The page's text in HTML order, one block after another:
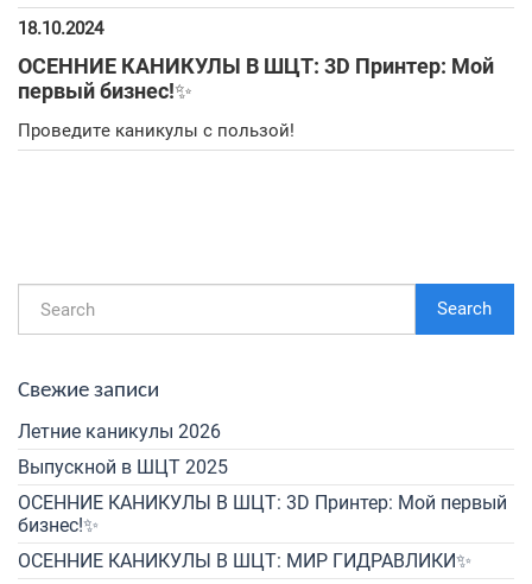
18.10.2024
ОСЕННИЕ КАНИКУЛЫ В ШЦТ: 3D Принтер: Мой
первый бизнес!✨
Проведите каникулы с пользой!
Search
Свежие записи
Летние каникулы 2026
Выпускной в ШЦТ 2025
ОСЕННИЕ КАНИКУЛЫ В ШЦТ: 3D Принтер: Мой первый
бизнес!✨
ОСЕННИЕ КАНИКУЛЫ В ШЦТ: МИР ГИДРАВЛИКИ✨